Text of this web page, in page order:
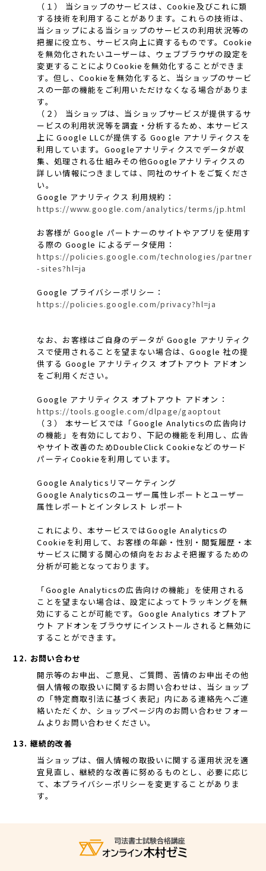
（１） 当ショップのサービスは、Cookie及びこれに類
する技術を利用することがあります。これらの技術は、
当ショップによる当ショップのサービスの利用状況等の
把握に役立ち、サービス向上に資するものです。Cookie
を無効化されたいユーザーは、ウェブブラウザの設定を
変更することによりCookieを無効化することができま
す。但し、Cookieを無効化すると、当ショップのサービ
スの一部の機能をご利用いただけなくなる場合がありま
す。
（２） 当ショップは、当ショップサービスが提供するサ
ービスの利用状況等を調査・分析するため、本サービス
上に Google LLCが提供する Google アナリティクスを
利用しています。Googleアナリティクスでデータが収
集、処理される仕組みその他Googleアナリティクスの
詳しい情報につきましては、同社のサイトをご覧くださ
い。
Google アナリティクス 利用規約：
https://www.google.com/analytics/terms/jp.html
お客様が Google パートナーのサイトやアプリを使用す
る際の Google によるデータ使用：
https://policies.google.com/technologies/partner
-sites?hl=ja
Google プライバシーポリシー：
https://policies.google.com/privacy?hl=ja
なお、お客様はご自身のデータが Google アナリティク
スで使用されることを望まない場合は、Google 社の提
供する Google アナリティクス オプトアウト アドオン
をご利用ください。
Google アナリティクス オプトアウト アドオン：
https://tools.google.com/dlpage/gaoptout
（３） 本サービスでは「Google Analyticsの広告向け
の機能」を有効にしており、下記の機能を利用し、広告
やサイト改善のためDoubleClick Cookieなどのサード
パーティCookieを利用しています。
Google Analyticsリマーケティング
Google Analyticsのユーザー属性レポートとユーザー
属性レポートとインタレスト レポート
これにより、本サービスではGoogle Analyticsの
Cookieを利用して、お客様の年齢・性別・閲覧履歴・本
サービスに関する関心の傾向をおおよそ把握するための
分析が可能となっております。
「Google Analyticsの広告向けの機能」を使用される
ことを望まない場合は、設定によってトラッキングを無
効にすることが可能です。Google Analytics オプトア
ウト アドオンをブラウザにインストールされると無効に
することができます。
12. お問い合わせ
開示等のお申出、ご意見、ご質問、苦情のお申出その他
個人情報の取扱いに関するお問い合わせは、当ショップ
の「特定商取引法に基づく表記」内にある連絡先へご連
絡いただくか、ショップページ内のお問い合わせフォー
ムよりお問い合わせください。
13. 継続的改善
当ショップは、個人情報の取扱いに関する運用状況を適
宜見直し、継続的な改善に努めるものとし、必要に応じ
て、本プライバシーポリシーを変更することがありま
す。